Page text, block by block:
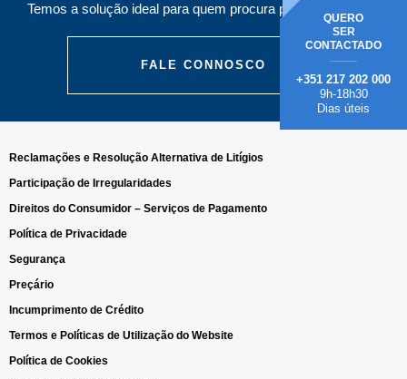
Temos a solução ideal para quem procura poupar e investir.
FALE CONNOSCO
QUERO
SER
CONTACTADO
+351 217 202 000
9h-18h30
Dias úteis
Reclamações e Resolução Alternativa de Litígios
Participação de Irregularidades
Direitos do Consumidor – Serviços de Pagamento
Política de Privacidade
Segurança
Preçário
Incumprimento de Crédito
Termos e Políticas de Utilização do Website
Política de Cookies